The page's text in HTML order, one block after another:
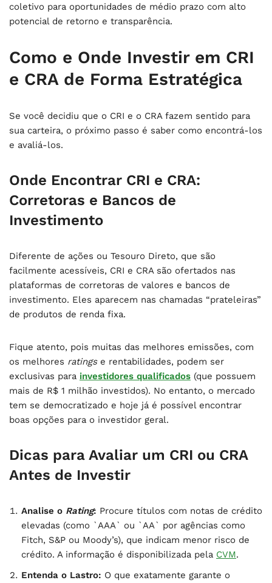
coletivo para oportunidades de médio prazo com alto
potencial de retorno e transparência.
Como e Onde Investir em CRI
e CRA de Forma Estratégica
Se você decidiu que o CRI e o CRA fazem sentido para
sua carteira, o próximo passo é saber como encontrá-los
e avaliá-los.
Onde Encontrar CRI e CRA:
Corretoras e Bancos de
Investimento
Diferente de ações ou Tesouro Direto, que são
facilmente acessíveis, CRI e CRA são ofertados nas
plataformas de corretoras de valores e bancos de
investimento. Eles aparecem nas chamadas “prateleiras”
de produtos de renda fixa.
Fique atento, pois muitas das melhores emissões, com
os melhores ratingse rentabilidades, podem ser
exclusivas para investidores qualificados (que possuem
mais de R$ 1 milhão investidos). No entanto, o mercado
tem se democratizado e hoje já é possível encontrar
boas opções para o investidor geral.
Dicas para Avaliar um CRI ou CRA
Antes de Investir
Analise o Rating: Procure títulos com notas de crédito
elevadas (como `AAA` ou `AA` por agências como
Fitch, S&P ou Moody’s), que indicam menor risco de
crédito. A informação é disponibilizada pela CVM.
Entenda o Lastro: O que exatamente garante o